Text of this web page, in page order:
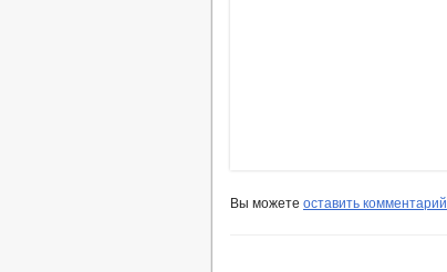
Вы можете оставить комментарий